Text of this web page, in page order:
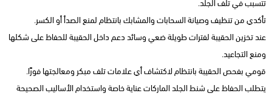
تتسبب في تلف الجلد.
تأكدي من تنظيف وصيانة السحابات والمشابك بانتظام لمنع الصدأ أو الكسر.
عند تخزين الحقيبة لفترات طويلة ضعي وسائد دعم داخل الحقيبة للحفاظ على شكلها
ومنع التجاعيد.
قومي بفحص الحقيبة بانتظام لاكتشاف أي علامات تلف مبكر ومعالجتها فورًا.
يتطلب الحفاظ على شنط الجلد الماركات عناية خاصة واستخدام الأساليب الصحيحة